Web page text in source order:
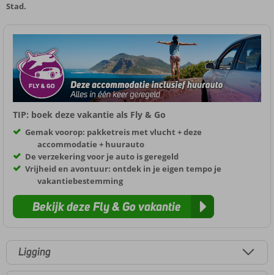
Stad.
TIP: boek deze vakantie als Fly & Go
Gemak voorop: pakketreis met vlucht + deze
accommodatie + huurauto
De verzekering voor je auto is geregeld
Vrijheid en avontuur: ontdek in je eigen tempo je
vakantiebestemming
Bekijk deze Fly & Go vakantie
Ligging